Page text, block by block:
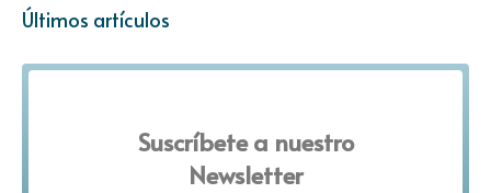
Últimos artículos
Suscríbete a nuestro
Newsletter